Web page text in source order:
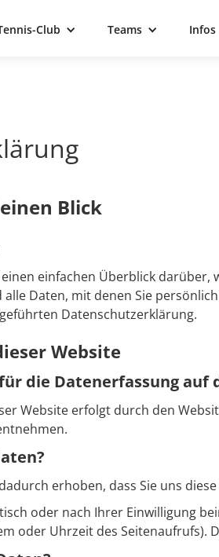
Club Teams Infos
Blick
einfachen Überblick
alle Daten, mit denen Sie
Datenschutzerklärung.
Website
die Datenerfassung auf
Website erfolgt durch den
erhoben, dass Sie uns
oder nach Ihrer Einwilligung
oder Uhrzeit des Seitenaufrufs).